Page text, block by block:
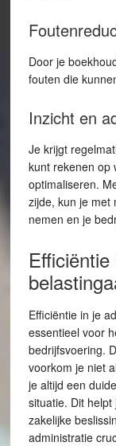
Door je
fouten die
Inzicht en
Je krijgt
kunt rekenen op
optimaliseren.
zijde, kun je met
nemen en je
Efficiëntie in je
essentieel voor
bedrijfsvoering.
voorkom je niet
je altijd een
situatie. Dit
zakelijke
administratie